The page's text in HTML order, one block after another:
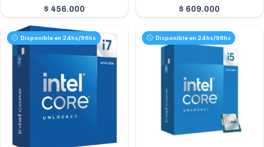
$ 456.000 $ 609.000
Disponible en 24hs/96hs Disponible en 24hs/96hs